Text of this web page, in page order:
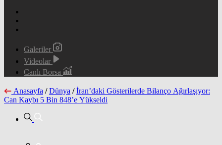
Galeriler
Videolar
Canlı Borsa
Anasayfa / Dünya / İran’daki Gösterilerde Bilanço Ağırlaşıyor:
Can Kaybı 5 Bin 848’e Yükseldi